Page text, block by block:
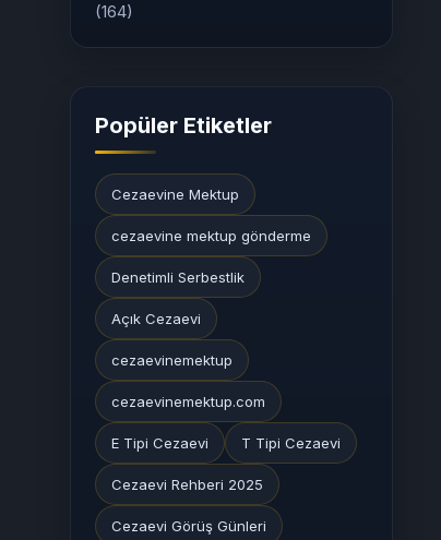
(164)
Popüler Etiketler
Cezaevine Mektup
cezaevine mektup gönderme
Denetimli Serbestlik
Açık Cezaevi
cezaevinemektup
cezaevinemektup.com
E Tipi Cezaevi T Tipi Cezaevi
Cezaevi Rehberi 2025
Cezaevi Görüş Günleri